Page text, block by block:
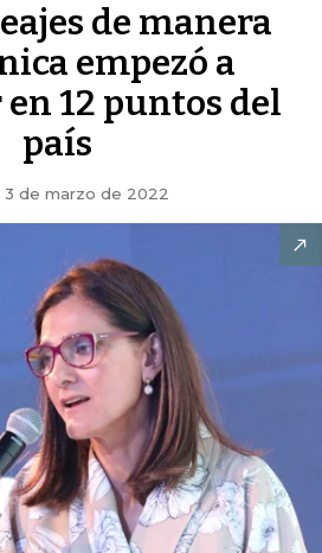
de manera
empezó a
12 puntos del
país
3 de marzo de 2022